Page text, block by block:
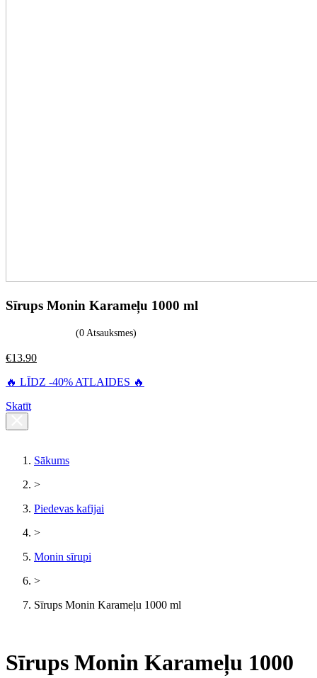
Sīrups Monin Karameļu 1000 ml
(0 Atsauksmes)
€13.90
🔥 LĪDZ -40% ATLAIDES 🔥
Skatīt
Sākums
>
Piedevas kafijai
>
Monin sīrupi
>
Sīrups Monin Karameļu 1000 ml
Sīrups Monin Karameļu 1000